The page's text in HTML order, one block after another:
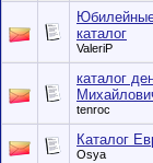
каталог
ValeriP
каталог
tenroc
Каталог
Osya